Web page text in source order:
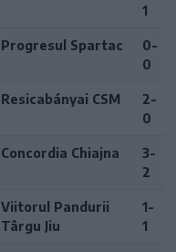
1
Progresul Spartac
0-
0
Resicabányai CSM
2-
0
Concordia Chiajna
3-
2
Viitorul Pandurii
Târgu Jiu
1-
1